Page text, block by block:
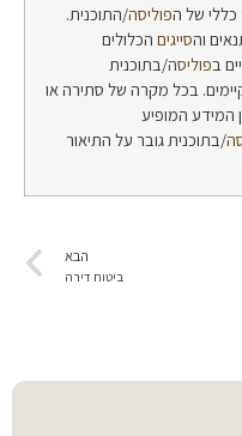
כללי של הפוליסה/התוכנית.
והסייגים הכלולים
בפוליסה/בתוכנית
בכל מקרה של סתירה או
המידע המופיע
/בתוכנית גובר על התיאור
הבא
ביטוח דירה